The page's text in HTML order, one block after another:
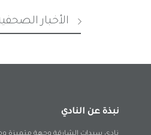
الأخبار
نبذة عن النادي